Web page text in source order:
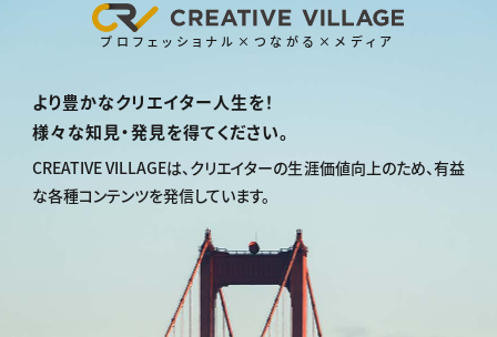
プロフェッショナル×つながる×メディア
より豊かなクリエイター人生を！
様々な知見・発見を得てください。
CREATIVE VILLAGEは、クリエイターの生涯価値向上のため、有益
な各種コンテンツを発信しています。